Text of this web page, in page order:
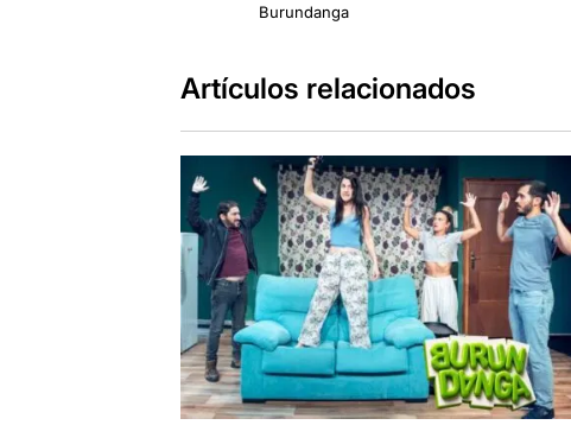
Burundanga
Artículos relacionados